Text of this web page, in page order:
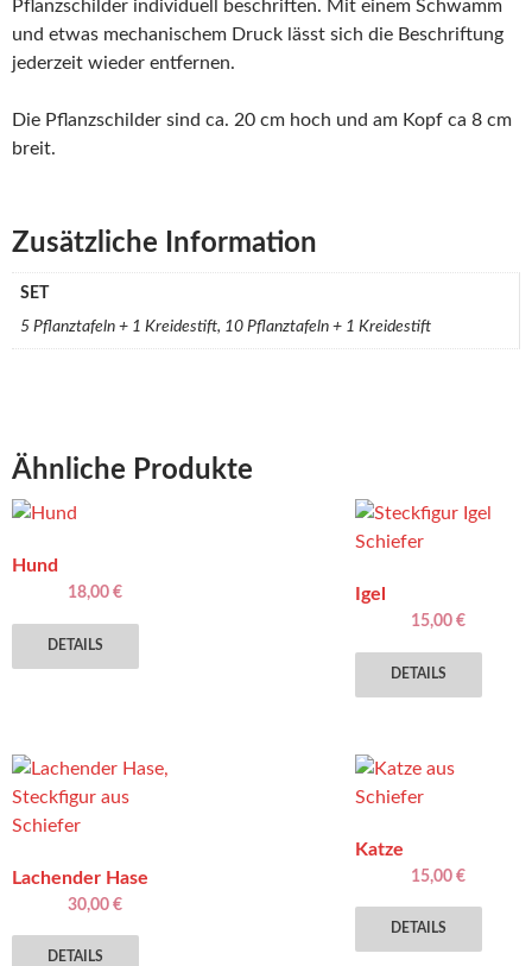
Pflanzschilder individuell beschriften. Mit einem Schwamm
und etwas mechanischem Druck lässt sich die Beschriftung
jederzeit wieder entfernen.
Die Pflanzschilder sind ca. 20 cm hoch und am Kopf ca 8 cm
breit.
Zusätzliche Information
SET
5 Pflanztafeln + 1 Kreidestift, 10 Pflanztafeln + 1 Kreidestift
Ähnliche Produkte
Hund
18,00 €
DETAILS
Igel
15,00 €
DETAILS
Lachender Hase
30,00 €
DETAILS
Katze
15,00 €
DETAILS